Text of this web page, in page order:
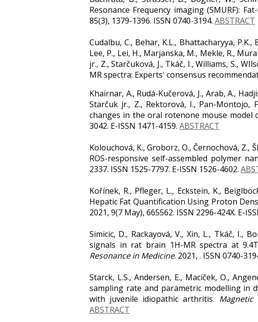
Resonance Frequency imaging (SMURF):
85(3), 1379-1396. ISSN 0740-3194. ABSTRACT
Cudalbu, C., Behar, K.L., Bhattacharyya,
Lee, P., Lei, H., Marjanska, M., Mekle, R.,
jr., Z., Starčuková, J., Tkáč, I., Williams, S.,
MR spectra: Experts' consensus
Khairnar, A., Rudá-Kučerová, J., Arab, A.,
Starčuk jr., Z., Rektorová, I., Pan-
changes in the oral rotenone mouse model
3042. E-ISSN 1471-4159. ABSTRACT
Kolouchová, K., Groborz, O., Černochová, Z.,
ROS-responsive self-assembled polymer
2337. ISSN 1525-7797. E-ISSN 1526-4602.
Kořínek, R., Pfleger, L., Eckstein, K.,
Hepatic Fat Quantification Using Proton
2021, 9(7 May), 665562. ISSN 2296-424X. E-
Simicic, D., Rackayová, V., Xin, L., Tkáč, I.,
signals in rat brain 1H-MR spectra at
Resonance in Medicine. 2021, . ISSN 0740-
Starck, L.S., Andersen, E., Macíček, O.,
sampling rate and parametric modelling in
with juvenile idiopathic arthritis. Magnetic
ABSTRACT